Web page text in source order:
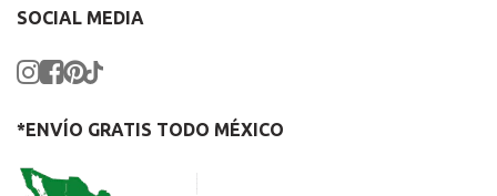
SOCIAL MEDIA
*ENVÍO GRATIS TODO MÉXICO